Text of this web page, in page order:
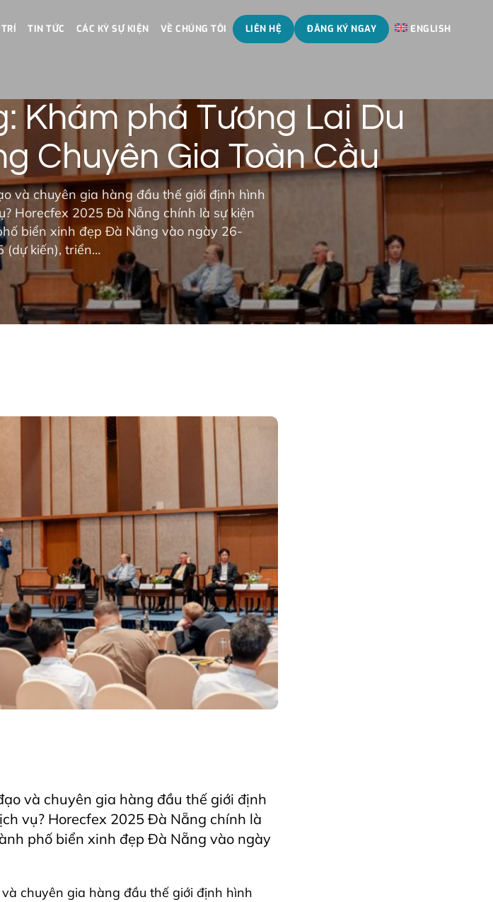
TIN TỨC CÁC KỲ SỰ KIỆN VỀ CHÚNG TÔI LIÊN HỆ ĐĂNG KÝ NGAY ENGLISH
Khám phá Tương Lai Du
Chuyên Gia Toàn Cầu
và chuyên gia hàng đầu thế giới định hình
Horecfex 2025 Đà Nẵng chính là sự kiện
biển xinh đẹp Đà Nẵng vào ngày 26-
(dự kiến), triển…
và chuyên gia hàng đầu thế giới định
vụ? Horecfex 2025 Đà Nẵng chính là
phố biển xinh đẹp Đà Nẵng vào ngày
chuyên gia hàng đầu thế giới định hình